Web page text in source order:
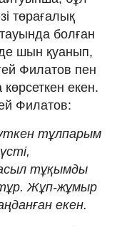
төрағалық
болған
шын қуанып,
Филатов пен
екен.
Филатов:
тұлпарым
тұқымды
Жұп-жұмыр
екен.